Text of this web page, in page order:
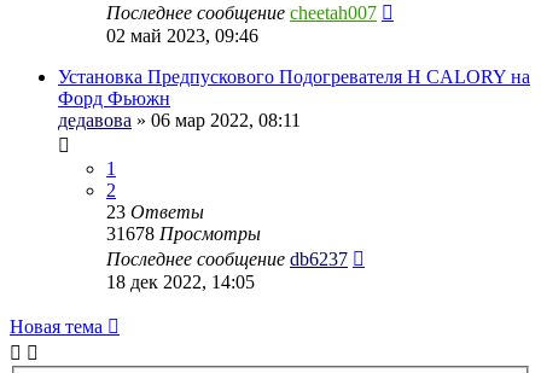
Последнее сообщение cheetah007
02 май 2023, 09:46
Установка Предпускового Подогревателя H CALORY на
Форд Фьюжн
дедавова » 06 мар 2022, 08:11
1
2
23 Ответы
31678 Просмотры
Последнее сообщение db6237
18 дек 2022, 14:05
Новая тема